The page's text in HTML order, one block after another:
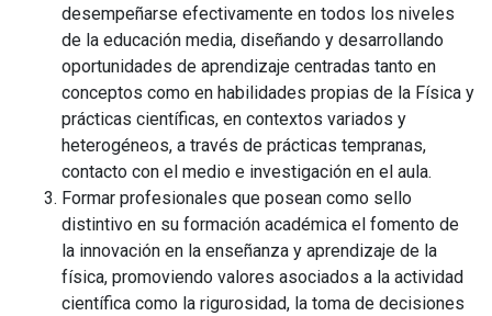
desempeñarse efectivamente en todos los niveles
de la educación media, diseñando y desarrollando
oportunidades de aprendizaje centradas tanto en
conceptos como en habilidades propias de la Física y
prácticas científicas, en contextos variados y
heterogéneos, a través de prácticas tempranas,
contacto con el medio e investigación en el aula.
Formar profesionales que posean como sello
distintivo en su formación académica el fomento de
la innovación en la enseñanza y aprendizaje de la
física, promoviendo valores asociados a la actividad
científica como la rigurosidad, la toma de decisiones